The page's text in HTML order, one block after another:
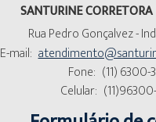
SANTURINE CORRETORA
Rua Pedro Gonçalvez -
E-mail:
Fone: (11) 6300-
Celular: